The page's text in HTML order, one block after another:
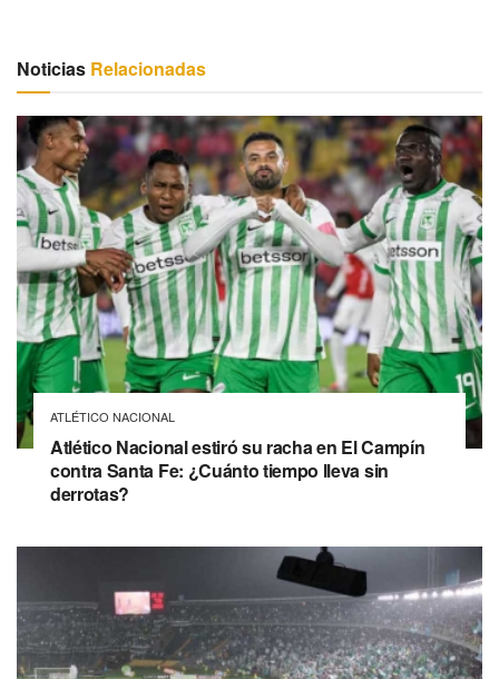
Noticias Relacionadas
ATLÉTICO NACIONAL
Atlético Nacional estiró su racha en El Campín
contra Santa Fe: ¿Cuánto tiempo lleva sin
derrotas?